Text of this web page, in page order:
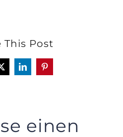
This Post
X LinkedInPinterest
einen